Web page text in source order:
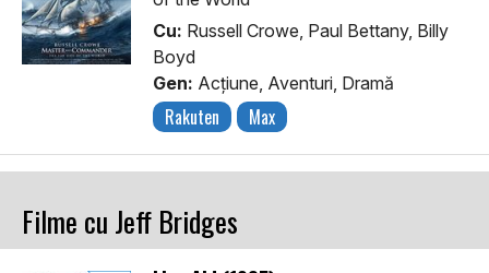
Cu: Russell Crowe, Paul Bettany, Billy
Boyd
Gen: Acţiune, Aventuri, Dramă
Rakuten Max
Filme cu Jeff Bridges